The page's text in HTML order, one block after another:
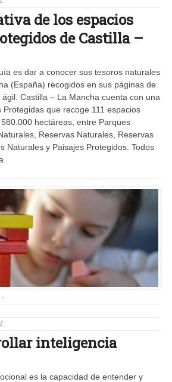
de los espacios
de Castilla –
es dar a conocer sus tesoros naturales
(España) recogidos en sus páginas de
Castilla – La Mancha cuenta con una
que recoge 111 espacios
hectáreas, entre Parques
Reservas Naturales, Reservas
Naturales y Paisajes Protegidos. Todos
inteligencia
es la capacidad de entender y